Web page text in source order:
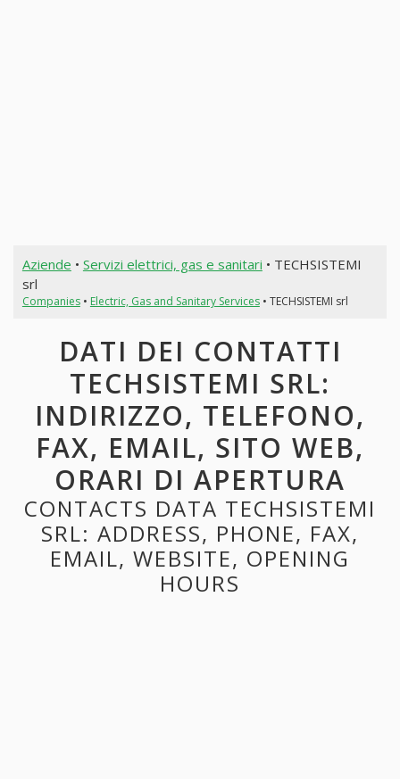
Aziende • Servizi elettrici, gas e sanitari • TECHSISTEMI
srl
Companies• Electric, Gas and Sanitary Services• TECHSISTEMI srl
DATI DEI CONTATTI
TECHSISTEMI SRL:
INDIRIZZO, TELEFONO,
FAX, EMAIL, SITO WEB,
ORARI DI APERTURA
CONTACTS DATA TECHSISTEMI
SRL: ADDRESS, PHONE, FAX,
EMAIL, WEBSITE, OPENING
HOURS